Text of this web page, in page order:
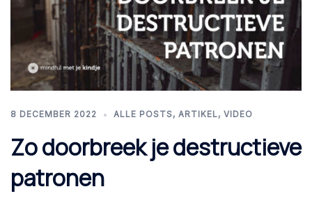
8 DECEMBER 2022 ALLE POSTS, ARTIKEL, VIDEO
Zo doorbreek je destructieve
patronen